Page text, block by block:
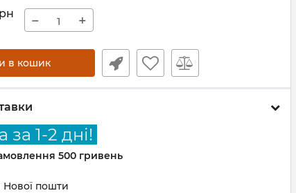
− +
в кошик
за 1-2 дні!
500 гривень
Нової пошти